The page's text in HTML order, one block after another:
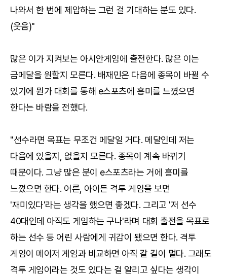
나와서 한 번에 제압하는 그런 걸 기대하는 분도 있다.
(웃음)"
많은 이가 지켜보는 아시안게임에 출전한다. 많은 이는
금메달을 원할지 모른다. 배재민은 다음에 종목이 바뀔 수
있기에 뭔가 대회를 통해 e스포츠에 흥미를 느꼈으면
한다는 바람을 전했다.
"선수라면 목표는 무조건 메달일 거다. 메달인데 저는
다음에 있을지, 없을지 모른다. 종목이 계속 바뀌기
때문이다. 그냥 많은 분이 e스포츠라는 거에 흥미를
느꼈으면 한다. 어른, 아이든 격투 게임을 보면
'재미있다'라는 생각을 했으면 좋겠다. 그리고 '저 선수
40대인데 아직도 게임하는 구나'라며 대회 출전을 목표로
하는 선수 등 어린 사람에게 귀감이 됐으면 한다. 격투
게임이 메이저 게임과 비교하면 아직 갈 길이 멀다. 그래도
격투 게임이라는 것도 있다는 걸 알리고 싶다는 생각이